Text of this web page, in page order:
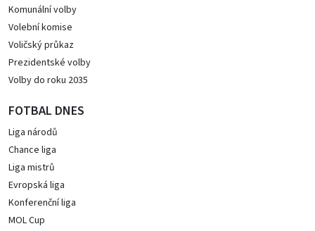
Komunální volby
Volební komise
Voličský průkaz
Prezidentské volby
Volby do roku 2035
FOTBAL DNES
Liga národů
Chance liga
Liga mistrů
Evropská liga
Konferenční liga
MOL Cup